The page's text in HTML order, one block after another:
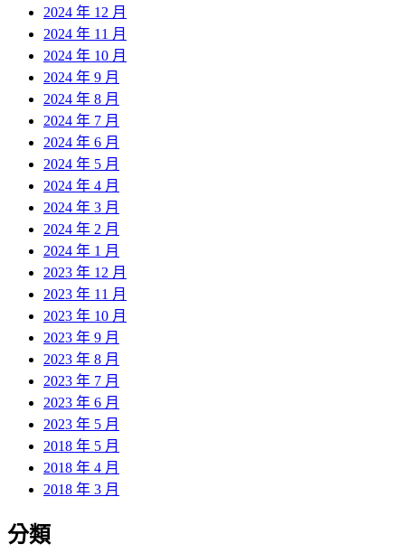
2024 年 12 月
2024 年 11 月
2024 年 10 月
2024 年 9 月
2024 年 8 月
2024 年 7 月
2024 年 6 月
2024 年 5 月
2024 年 4 月
2024 年 3 月
2024 年 2 月
2024 年 1 月
2023 年 12 月
2023 年 11 月
2023 年 10 月
2023 年 9 月
2023 年 8 月
2023 年 7 月
2023 年 6 月
2023 年 5 月
2018 年 5 月
2018 年 4 月
2018 年 3 月
分類